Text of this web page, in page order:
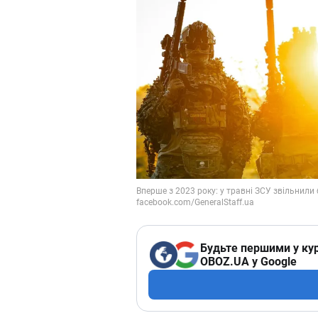
Будьте першими у
OBOZ.UA у Google